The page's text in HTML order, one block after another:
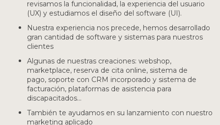
revisamos la funcionalidad, la experiencia del usuario
(UX) y estudiamos el diseño del software (UI).
Nuestra experiencia nos precede, hemos desarrollado
gran cantidad de software y sistemas para nuestros
clientes
Algunas de nuestras creaciones: webshop,
marketplace, reserva de cita online, sistema de
pago, soporte con CRM incorporado y sistema de
facturación, plataformas de asistencia para
discapacitados...
También te ayudamos en su lanzamiento con nuestro
marketing aplicado